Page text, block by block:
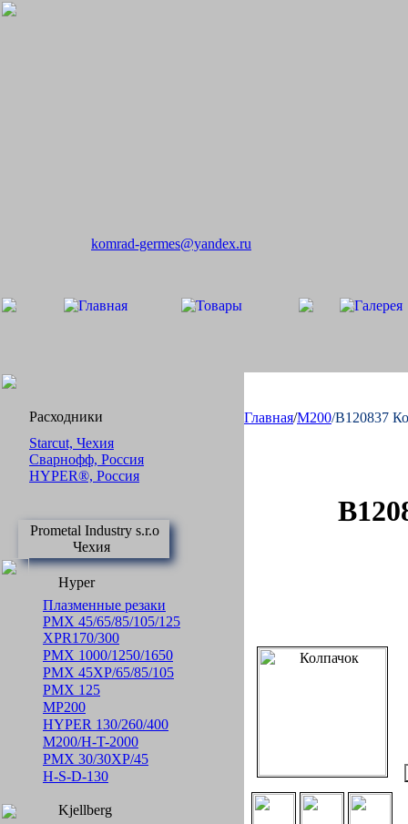
komrad-germes@yandex.ru
Расходники
Starcut, Чехия
Сварнофф, Россия
HYPER®, Россия
Prometal Industry s.r.o
Чехия
Hyper
Плазменные резаки
PMX 45/65/85/105/125
XPR170/300
PMX 1000/1250/1650
PMX 45XP/65/85/105
PMX 125
MP200
HYPER 130/260/400
M200/H-T-2000
PMX 30/30XP/45
H-S-D-130
Kjellberg
Главная/M200/B120837